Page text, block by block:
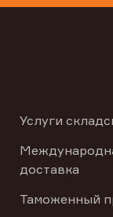
Услуги
доставка
Таможенный